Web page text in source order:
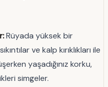
Rüyada yüksek bir
ve kalp kırıklıkları ile
yaşadığınız korku,
simgeler.